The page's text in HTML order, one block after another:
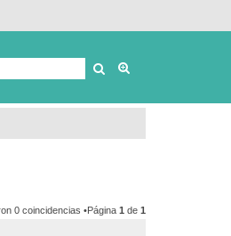
Buscar
0 coincidencias •Página 1 de 1